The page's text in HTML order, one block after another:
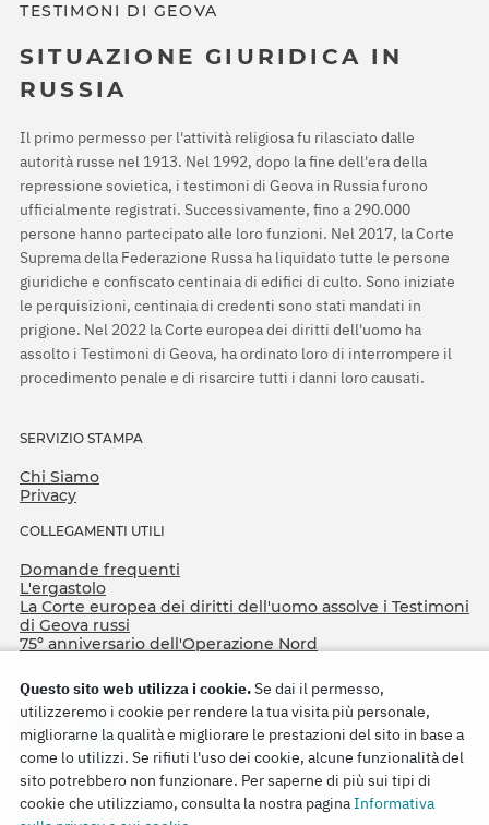
TESTIMONI DI GEOVA
SITUAZIONE GIURIDICA IN
RUSSIA
Il primo permesso per l'attività religiosa fu rilasciato dalle
autorità russe nel 1913. Nel 1992, dopo la fine dell'era della
repressione sovietica, i testimoni di Geova in Russia furono
ufficialmente registrati. Successivamente, fino a 290.000
persone hanno partecipato alle loro funzioni. Nel 2017, la Corte
Suprema della Federazione Russa ha liquidato tutte le persone
giuridiche e confiscato centinaia di edifici di culto. Sono iniziate
le perquisizioni, centinaia di credenti sono stati mandati in
prigione. Nel 2022 la Corte europea dei diritti dell'uomo ha
assolto i Testimoni di Geova, ha ordinato loro di interrompere il
procedimento penale e di risarcire tutti i danni loro causati.
SERVIZIO STAMPA
Chi Siamo
Privacy
COLLEGAMENTI UTILI
Domande frequenti
L'ergastolo
La Corte europea dei diritti dell'uomo assolve i Testimoni
di Geova russi
75º anniversario dell'Operazione Nord
Copyright © 2026
Questo sito web utilizza i cookie.Se dai il permesso,
utilizzeremo i cookie per rendere la tua visita più personale,
migliorarne la qualità e migliorare le prestazioni del sito in base a
come lo utilizzi. Se rifiuti l'uso dei cookie, alcune funzionalità del
sito potrebbero non funzionare. Per saperne di più sui tipi di
cookie che utilizziamo, consulta la nostra paginaInformativa